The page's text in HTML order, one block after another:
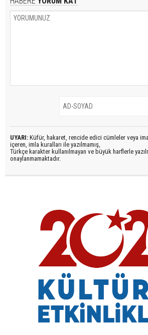
UYARI: Küfür, hakaret, rencide edici cümleler veya
içeren, imla kuralları ile yazılmamış,
Türkçe karakter kullanılmayan ve büyük harflerle
onaylanmamaktadır.